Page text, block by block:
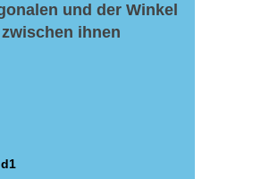
und der Winkel
zwischen ihnen